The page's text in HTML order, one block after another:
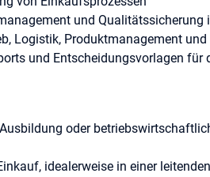
und Qualitätssicherung
Logistik, Produktmanagement
und Entscheidungsvorlagen für
oder
idealerweise in einer